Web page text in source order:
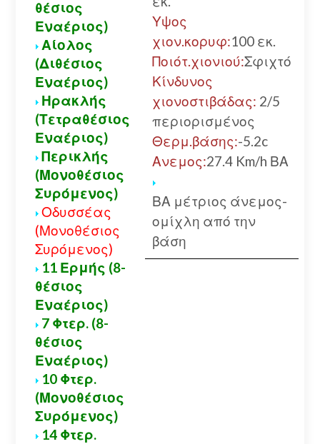
θέσιος
Εναέριος)
Αίολος
(Διθέσιος
Εναέριος)
Ηρακλής
(Τετραθέσιος
Εναέριος)
Περικλής
(Μονοθέσιος
Συρόμενος)
Οδυσσέας
(Μονοθέσιος
Συρόμενος)
11 Ερμής (8-
θέσιος
Εναέριος)
7 Φτερ. (8-
θέσιος
Εναέριος)
10 Φτερ.
(Μονοθέσιος
Συρόμενος)
14 Φτερ.
Υψος
χιον.κορυφ:100 εκ.
Ποιότ.χιονιού:Σφιχτό
Κίνδυνος
χιονοστιβάδας: 2/5
περιορισμένος
Θερμ.βάσης:-5.2c
Ανεμος:27.4 Km/h ΒΑ
ΒΑ μέτριος άνεμος-
ομίχλη από την
βάση